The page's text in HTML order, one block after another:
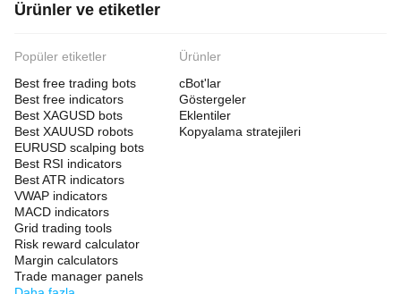
Ürünler ve etiketler
Popüler etiketler
Best free trading bots
Best free indicators
Best XAGUSD bots
Best XAUUSD robots
EURUSD scalping bots
Best RSI indicators
Best ATR indicators
VWAP indicators
MACD indicators
Grid trading tools
Risk reward calculator
Margin calculators
Trade manager panels
Ürünler
cBot'lar
Göstergeler
Eklentiler
Kopyalama stratejileri